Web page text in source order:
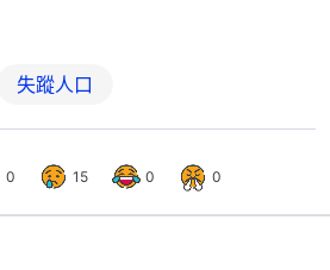
失蹤人口
0 15 0 0